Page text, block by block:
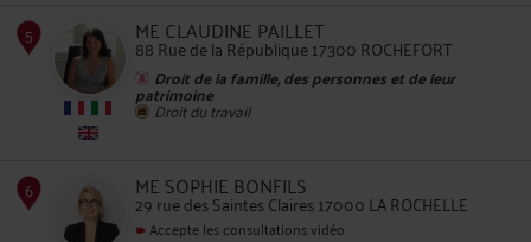
ME CLAUDINE PAILLET
88 Rue de la République 17300 ROCHEFORT
Droit de la famille, des personnes et de leur
patrimoine
Droit du travail
ME SOPHIE BONFILS
29 rue des Saintes Claires 17000 LA ROCHELLE
Accepte les consultations vidéo